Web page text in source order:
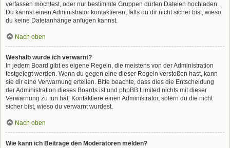
verfassen möchtest, oder nur bestimmte Gruppen dürfen Dateien hochladen.
Du kannst einen Administrator kontaktieren, falls du dir nicht sicher bist, wieso
du keine Dateianhänge anfügen kannst.
Nach oben
Weshalb wurde ich verwarnt?
In jedem Board gibt es eigene Regeln, die meistens von der Administration
festgelegt werden. Wenn du gegen eine dieser Regeln verstoßen hast, kann
sie dir eine Verwarnung erteilen. Bitte beachte, dass dies die Entscheidung
der Administration dieses Boards ist und phpBB Limited nichts mit dieser
Verwarnung zu tun hat. Kontaktiere einen Administrator, sofern du die nicht
sicher bist, wieso du verwarnt wurdest.
Nach oben
Wie kann ich Beiträge den Moderatoren melden?